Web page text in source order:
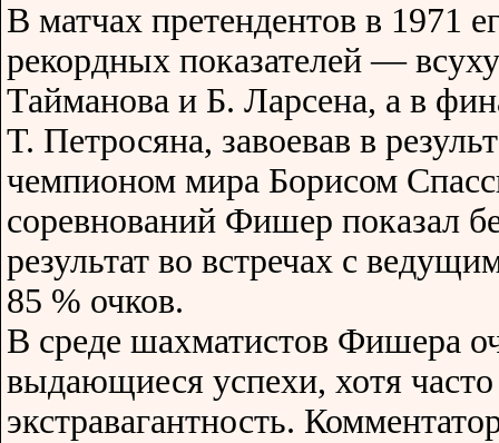
В матчах претендентов в 1971
рекордных показателей —
Тайманова и Б. Ларсена, а в
Т. Петросяна, завоевав в
чемпионом мира Борисом
соревнований Фишер показал
результат во встречах с
85 % очков.
В среде шахматистов Фишера
выдающиеся успехи, хотя
экстравагантность.